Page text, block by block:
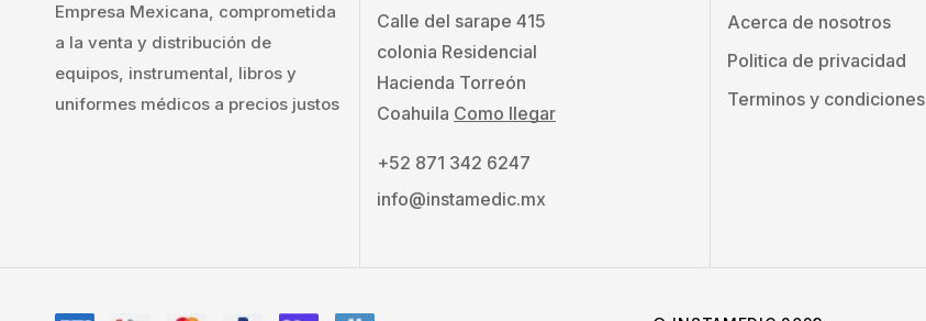
Empresa Mexicana, comprometida
a la venta y distribución de
equipos, instrumental, libros y
uniformes médicos a precios justos
Calle del sarape 415
colonia Residencial
Hacienda Torreón
Coahuila Como llegar
+52 871 342 6247
info@instamedic.mx
Acerca de nosotros
Politica de privacidad
Terminos y condiciones